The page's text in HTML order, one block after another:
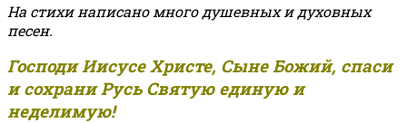
На стихи написано много душевных и духовных
песен.
Господи Иисусе Христе, Сыне Божий, спаси
и сохрани Русь Святую единую и
неделимую!